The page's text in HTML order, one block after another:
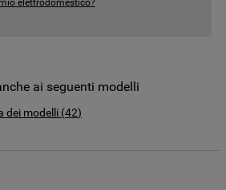
mio elettrodomestico?
ai seguenti modelli
dei modelli (42)
utilizza i cookie o per
su come la
i cookie consulta